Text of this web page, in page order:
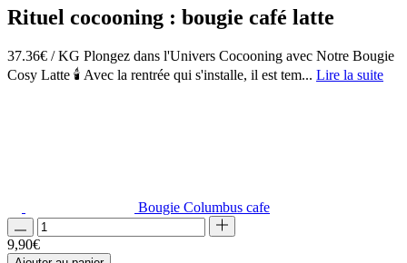
Rituel cocooning : bougie café latte
37.36€ / KG Plongez dans l'Univers Cocooning avec Notre Bougie
Cosy Latte 🕯️ Avec la rentrée qui s'installe, il est tem... Lire la suite
Bougie Columbus cafe
9,90€